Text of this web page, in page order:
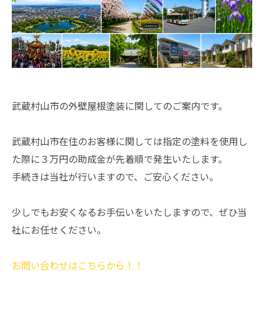
武蔵村山市の外壁屋根塗装に関してのご案内です。
武蔵村山市在住のお客様に関しては指定の塗料を使用し
た際に３万円の助成金が先着順で発生いたします。
手続きは当社が行いますので、ご安心ください。
少しでもお安くなるお手伝いをいたしますので、ぜひ当
社にお任せください。
お問い合わせはこちらから！！